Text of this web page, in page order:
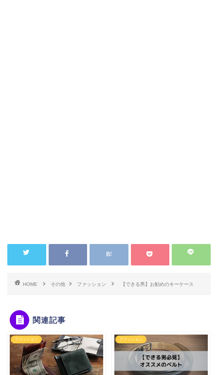
HOME その他 ファッション 【できる男】お勧めのキーケース
関連記事
ファッション ファッション